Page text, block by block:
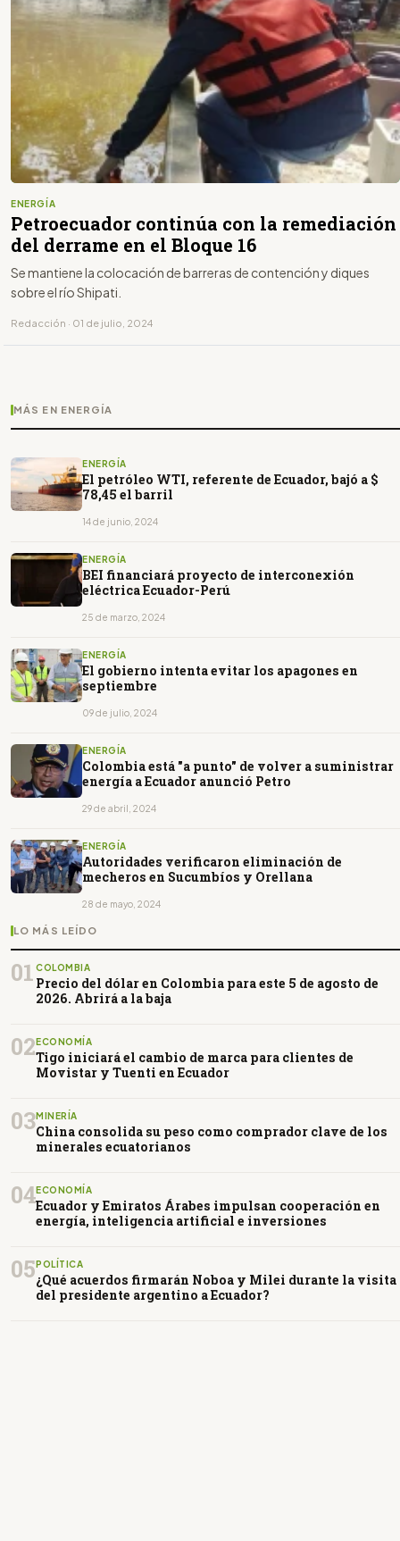
ENERGÍA
Petroecuador continúa con la remediación
del derrame en el Bloque 16
Se mantiene la colocación de barreras de contención y diques
sobre el río Shipati.
Redacción · 01 de julio, 2024
MÁS EN ENERGÍA
ENERGÍA
El petróleo WTI, referente de Ecuador, bajó a $
78,45 el barril
14 de junio, 2024
ENERGÍA
BEI financiará proyecto de interconexión
eléctrica Ecuador-Perú
25 de marzo, 2024
ENERGÍA
El gobierno intenta evitar los apagones en
septiembre
09 de julio, 2024
ENERGÍA
Colombia está "a punto" de volver a suministrar
energía a Ecuador anunció Petro
29 de abril, 2024
ENERGÍA
Autoridades verificaron eliminación de
mecheros en Sucumbíos y Orellana
28 de mayo, 2024
LO MÁS LEÍDO
01 COLOMBIA
Precio del dólar en Colombia para este 5 de agosto de
2026. Abrirá a la baja
02ECONOMÍA
Tigo iniciará el cambio de marca para clientes de
Movistar y Tuenti en Ecuador
03MINERÍA
China consolida su peso como comprador clave de los
minerales ecuatorianos
04ECONOMÍA
Ecuador y Emiratos Árabes impulsan cooperación en
energía, inteligencia artificial e inversiones
05POLÍTICA
¿Qué acuerdos firmarán Noboa y Milei durante la visita
del presidente argentino a Ecuador?